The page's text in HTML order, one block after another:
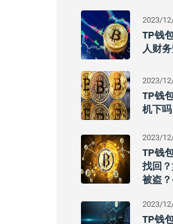
2023/
TP钱
人财
2023/
TP钱
机下吗
2023/
TP钱
找回
被盗
2023/
TP钱